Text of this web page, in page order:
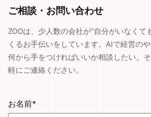
ご相談・お問い合わせ
ZOOは、少人数の会社が"自分がいなくて
くるお手伝いをしています。AIで経営のや
何から手をつければいいか相談したい。
軽にご連絡ください。
お名前*